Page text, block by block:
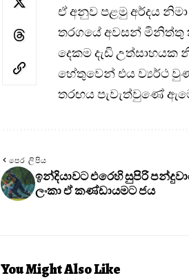
ඒ අනුව පළමු අර්දය
තරගයේ අවසන් මිනිත්තු
දෙකම දැඩි උත්සාහයක
හේතුවෙන් එය ව්‍යර්ථ
තරඟය පැවැත්වුණේ
පෙර ලිපිය
ඉන්දියාවට එරෙහි සුපිරි
ලංකා ඒ කණ්ඩායමට ජය
You Might Also Like